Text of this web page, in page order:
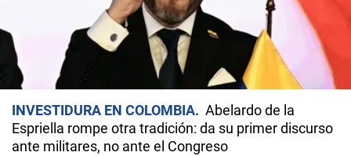
INVESTIDURA EN COLOMBIA
Abelardo de la
Espriella rompe otra tradición: da su primer discurso
ante militares, no ante el Congreso